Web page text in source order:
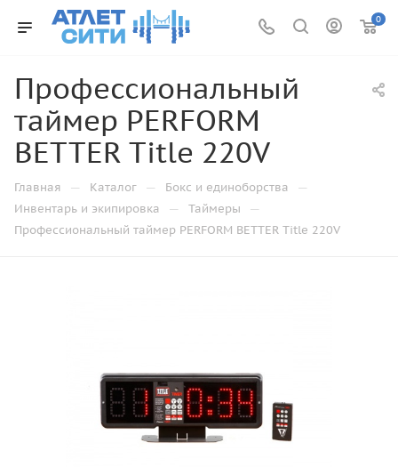
0
Профессиональный
таймер PERFORM
BETTER Title 220V
Главная — Каталог — Бокс и единоборства —
Инвентарь и экипировка — Таймеры —
Профессиональный таймер PERFORM BETTER Title 220V